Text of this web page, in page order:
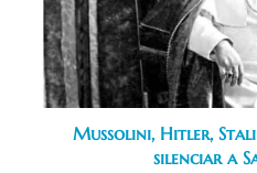
Mussolini, Hitler,
silenciar a